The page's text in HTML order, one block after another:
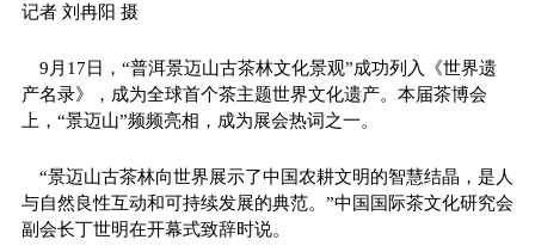
记者 刘冉阳 摄
9月17日，“普洱景迈山古茶林文化景观”成功列入《世界遗
产名录》，成为全球首个茶主题世界文化遗产。本届茶博会
上，“景迈山”频频亮相，成为展会热词之一。
“景迈山古茶林向世界展示了中国农耕文明的智慧结晶，是人
与自然良性互动和可持续发展的典范。”中国国际茶文化研究会
副会长丁世明在开幕式致辞时说。